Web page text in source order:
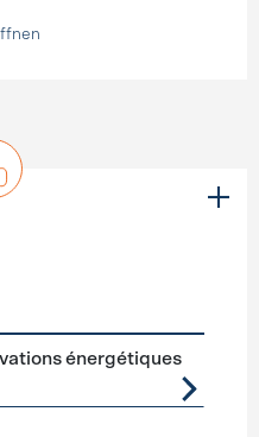
énergétiques